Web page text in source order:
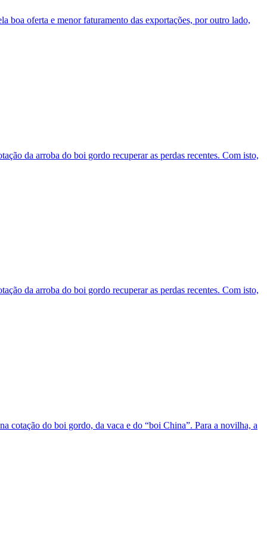
boa oferta e menor faturamento das exportações, por outro lado,
da arroba do boi gordo recuperar as perdas recentes. Com isto,
da arroba do boi gordo recuperar as perdas recentes. Com isto,
cotação do boi gordo, da vaca e do “boi China”. Para a novilha, a